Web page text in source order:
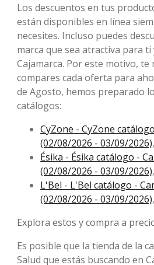
Los descuentos en tus
están disponibles en línea
necesites. Incluso puedes
marca que sea atractiva para ti
Cajamarca. Por este motivo, te
compares cada oferta para
de Agosto, ​​hemos preparado
catálogos:
CyZone - CyZone
(02/08/2026 - 03/09/2026),
Ésika - Ésika catálogo -
(02/08/2026 - 03/09/2026),
L'Bel - L'Bel catálogo -
(02/08/2026 - 03/09/2026),
Explora estos y compra a
Es posible que la tienda de la
Salud que estás buscando en